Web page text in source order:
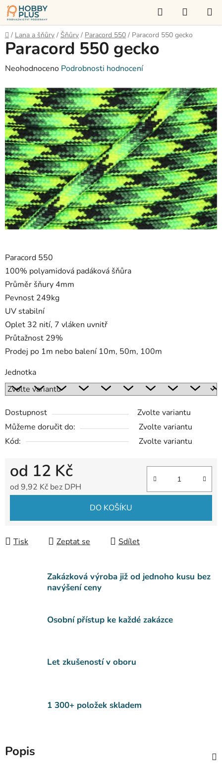
Přejít
na
obsah
Hledat
KOŠÍK
Domů
/ Lana a šňůry / Šňůry / Paracord 550 / Paracord 550 gecko
Paracord 550
100% polyamidová padáková šňůra
Průměr šňury 4mm
Pevnost 249kg
UV stabilní
Oplet 32 nití, 7 vláken uvnitř
Průtažnost 29%
Prodej po 1m nebo balení 10m, 50m, 100m
Jednotka
Dostupnost
Zvolte variantu
Můžeme doručit do:
Zvolte variantu
Kód:
Zvolte variantu
od 12 Kč
od 9,92 Kč bez DPH
DO KOŠÍKU
Tisk Zeptat se Sdílet
Paracord 550 gecko
Průměrné
produktu
je
0,0
z
5
hvězdiček.
Neohodnoceno Podrobnosti hodnocení
Zakázková výroba již od jednoho kusu bez
navýšení ceny
Osobní přístup ke každé zakázce
Let zkušeností v oboru
1 300+ položek skladem
Popis